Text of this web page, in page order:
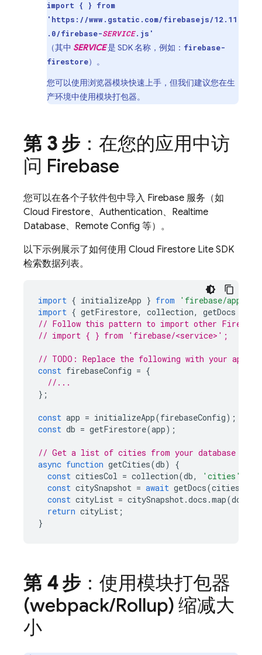
import { } from
'https://www.gstatic.com/firebasejs/12.11
.0/firebase-SERVICE.js'
（其中 SERVICE是 SDK 名称，例如： firebase-
firestore）。
您可以使用浏览器模块快速上手，但我们建议您在生
产环境中使用模块打包器。
第 3 步 ：在您的应用中访
问 Firebase
您可以在各个子软件包中导入 Firebase 服务（如
Cloud Firestore、 Authentication、 Realtime
Database、 Remote Config 等）。
以下示例展示了如何使用 Cloud Firestore Lite SDK
检索数据列表。
import { initializeApp } from 'firebase/app'
import { getFirestore, collection, getDocs
// Follow this pattern to import other Firebase
// import { } from 'firebase/<service>';
// TODO: Replace the following with your app's
const firebaseConfig = {
//...
};
const app = initializeApp(firebaseConfig);
const db = getFirestore(app);
// Get a list of cities from your database
async function getCities(db)
{
const citiesCol = collection(db, 'cities'
const citySnapshot = await getDocs(citiesCol
const cityList = citySnapshot.docs .map(doc
return cityList ;
}
第 4 步 ：使用模块打包器
(webpack/Rollup) 缩减大
小